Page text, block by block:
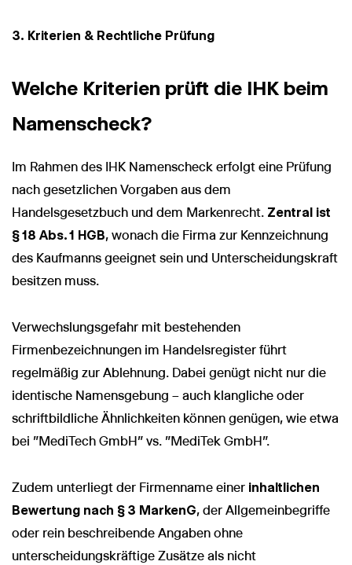
3. Kriterien & Rechtliche Prüfung
Welche Kriterien prüft die IHK beim
Namenscheck?
Im Rahmen des IHK Namenscheck erfolgt eine Prüfung
nach gesetzlichen Vorgaben aus dem
Handelsgesetzbuch und dem Markenrecht. Zentral ist
§ 18 Abs. 1 HGB, wonach die Firma zur Kennzeichnung
des Kaufmanns geeignet sein und Unterscheidungskraft
besitzen muss.
Verwechslungsgefahr mit bestehenden
Firmenbezeichnungen im Handelsregister führt
regelmäßig zur Ablehnung. Dabei genügt nicht nur die
identische Namensgebung – auch klangliche oder
schriftbildliche Ähnlichkeiten können genügen, wie etwa
bei "MediTech GmbH" vs. "MediTek GmbH".
Zudem unterliegt der Firmenname einer inhaltlichen
Bewertung nach § 3 MarkenG, der Allgemeinbegriffe
oder rein beschreibende Angaben ohne
unterscheidungskräftige Zusätze als nicht